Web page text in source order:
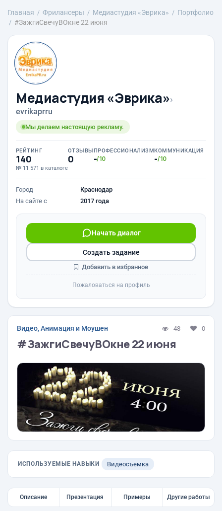
Главная Фрилансеры Медиастудия «Эврика»
Портфолио
#ЗажгиСвечуВОкне 22 июня
Медиастудия «Эврика»›
evrikaprru
Мы делаем настоящую рекламу.
РЕЙТИНГ
140
№ 11 571 в каталоге
ОТЗЫВЫ
0
ПРОФЕССИОНАЛИЗМ
-/10
КОММУНИКАЦИЯ
-/10
Город
Краснодар
На сайте с
2017 года
Начать диалог
Создать задание
Добавить в избранное
Пожаловаться на профиль
Видео, Анимация и Моушен 48 0
#ЗажгиСвечуВОкне 22 июня
ИСПОЛЬЗУЕМЫЕ НАВЫКИ Видеосъемка
Описание Презентация Примеры Другие работы